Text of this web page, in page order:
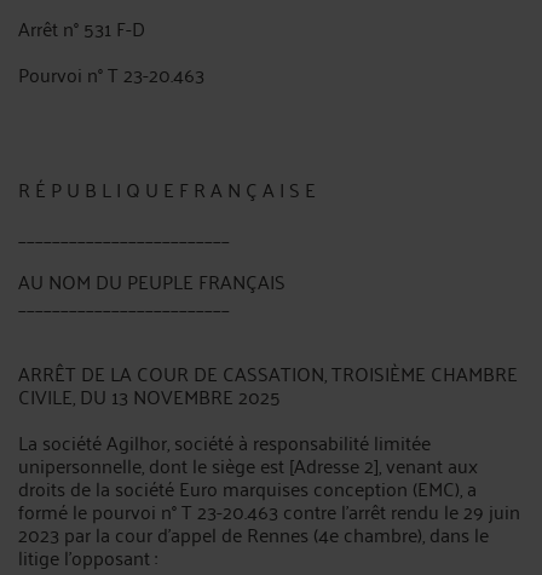
Arrêt n° 531 F-D
Pourvoi n° T 23-20.463
R É P U B L I Q U E F R A N Ç A I S E
_________________________
AU NOM DU PEUPLE FRANÇAIS
_________________________
ARRÊT DE LA COUR DE CASSATION, TROISIÈME CHAMBRE
CIVILE, DU 13 NOVEMBRE 2025
La société Agilhor, société à responsabilité limitée
unipersonnelle, dont le siège est [Adresse 2], venant aux
droits de la société Euro marquises conception (EMC), a
formé le pourvoi n° T 23-20.463 contre l'arrêt rendu le 29 juin
2023 par la cour d'appel de Rennes (4e chambre), dans le
litige l'opposant :